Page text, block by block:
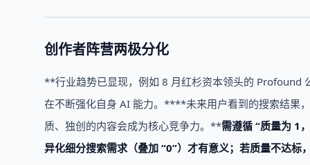
创作者阵营两极分化
**行业趋势已显现，例如 8 月红杉资本领头的 Profound
在不断强化自身 AI 能力。****未来用户看到的搜索结果
质、独创的内容会成为核心竞争力。**需遵循 “质量为 1
异化细分搜索需求（叠加 “0”）才有意义；若质量不达标